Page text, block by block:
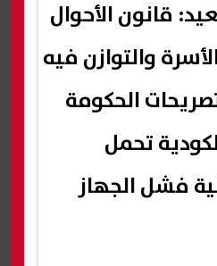
قانون الأحوال
والتوازن فيه
الحكومة
تحمل
فشل الجهاز